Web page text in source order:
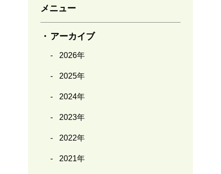
メニュー
アーカイブ
2026年
2025年
2024年
2023年
2022年
2021年